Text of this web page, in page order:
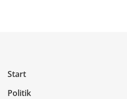
Start
Politik